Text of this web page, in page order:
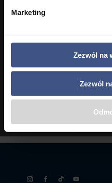
Marketing
Zezwól na
Zezwól
dolore magna aliqua.
+1-